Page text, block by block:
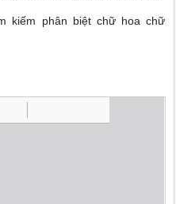
kiếm phân biệt chữ hoa chữ